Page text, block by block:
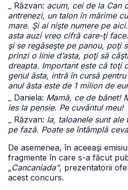
_ Răzvan: acum, cei de la Can
antrenezi, un talon în mărime
mare. Şi ai nişte numere pe
asta auzi vreo cifră care-ţi
şi se regăseşte pe panou, poţi
prinzi o linie d’asta, poţi să
dreapta. Important este că toţi
genul ăsta, intră în cursă
anul ăsta este de 1 milion de
_ Daniela: Mamă, ce de bănet!
ies la pensie. Pe cuvântul meu!
_ Răzvan: Ia, taloanele sunt
pe fază. Poate se întâmplă
De asemenea, în aceeaşi
fragmente în care s-a făcut
„Cancaniada", prezentatorii
acest concurs.